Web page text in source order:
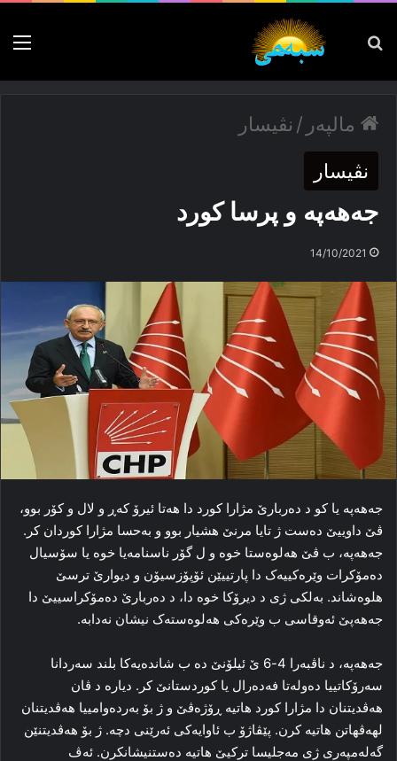
پەیدا بکە
مالپەر / نڤیسار
نڤیسار
جەھەپە و پرسا كورد
14/10/2021
جەھەپە یا کو د ده‌ربارێ مژارا کورد دا‌ هه‌تا ئیرۆ که‌ڕ و لال و کۆر بوو،
ڤێ داوییێ ده‌ست ژ تایا مرنێ هشیار بوو و به‌حسا مژارا کوردان کر.
جەھەپە، ب ڤێ هه‌لوه‌ستا خوه‌ و ل گۆر ناسنامه‌یا خوه‌ یا سۆسیال
ده‌مۆکرات وێره‌کییه‌ک دا پارتییێن ئۆپۆزسیۆن و دیوارێ ترسێ
هلوه‌شاند. به‌لکی ژی د دیرۆکا خوه‌ دا‌، د ده‌ربارێ ده‌مۆکراسییێ دا
جەھەپێ‌ ئه‌وقاسی ب وێره‌کی هه‌لوه‌سته‌ک نیشان نه‌دابە.
جەھەپە، د ناڤبه‌را 4-6 ێ ئیلۆنێ ده‌ ب شاندەیەكا بلند سه‌ردانا
سه‌رۆکاتییا ده‌وله‌تا فه‌ده‌رال یا کوردستانێ کر. دیارە د ڤان
هه‌ڤدیتنان دا‌ مژارا کورد هاتیه‌ ڕۆژه‌ڤێ و ژ بۆ به‌رده‌وامییا هه‌ڤدیتنان ‌
لهه‌ڤھاتن ھاتیە كرن. پێڤاژۆ ب ئاوایه‌کی ئه‌رێنی دچە‌. ژ بۆ هه‌ڤدیتنێن
گه‌له‌مپه‌ری ژی مه‌جلیسا ترکیێ هاتیه‌ ده‌ستنیشانکرن. ئه‌ڤ